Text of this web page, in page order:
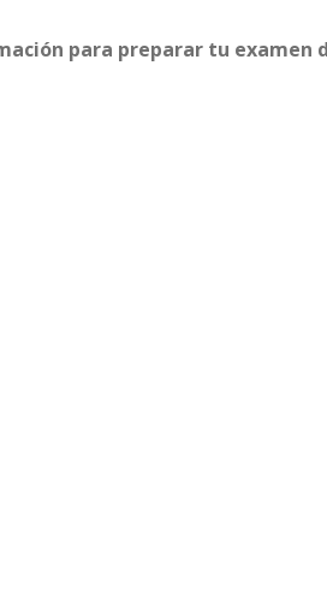
para preparar tu examen